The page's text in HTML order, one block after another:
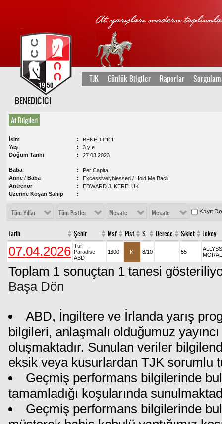
TJK Günlük Bilgiler Raporlar
BENEDICICI
At Bilgileri
İsim
BENEDICICI
Yaş
3 y e
Doğum Tarihi
27.03.2023
Baba
Per Capita
Anne / Baba
Excessivelyblessed / Hold Me Back
Antrenör
EDWARD J. KERELUK
Üzerine Koşan Sahip
Tüm Yıllar Tüm Pistler Mesafe Mesafe Kayıt
Tarih Şehir Msf Pist S Derece Sıklet Jokey
07.04.2026 Turf
Paradise
ABD
1300 K: 8/10 55
Toplam 1 sonuçtan 1 tanesi
Başa Dön
ABD, İngiltere ve İrlanda yarış
bilgileri, anlaşmalı olduğumuz
oluşmaktadır. Sunulan veriler
eksik veya kusurlardan TJK sorumlu
Geçmiş performans bilgilerinde
tamamladığı koşularında
Geçmiş performans bilgilerinde